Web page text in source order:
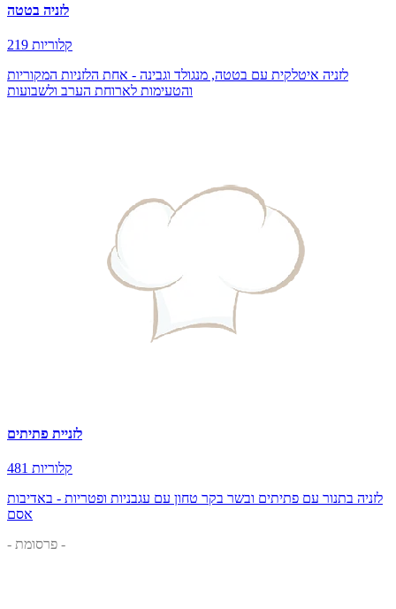
לזניה בטטה
219 קלוריות
לזניה איטלקית עם בטטה, מנגולד וגבינה - אחת הלזניות המקוריות
והטעימות לארוחת הערב ולשבועות
לזניית פתיתים
481 קלוריות
לזניה בתנור עם פתיתים ובשר בקר טחון עם עגבניות ופטריות - באדיבות
אסם
- פרסומת -